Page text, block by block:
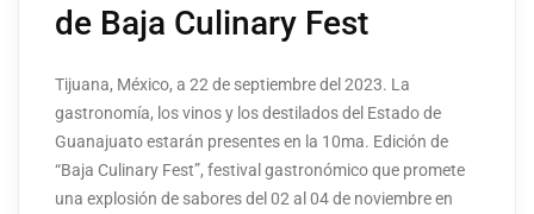
de Baja Culinary Fest
Tijuana, México, a 22 de septiembre del 2023. La
gastronomía, los vinos y los destilados del Estado de
Guanajuato estarán presentes en la 10ma. Edición de
“Baja Culinary Fest”, festival gastronómico que promete
una explosión de sabores del 02 al 04 de noviembre en